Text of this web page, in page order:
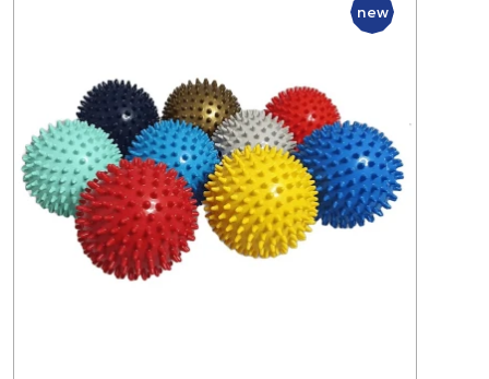
new